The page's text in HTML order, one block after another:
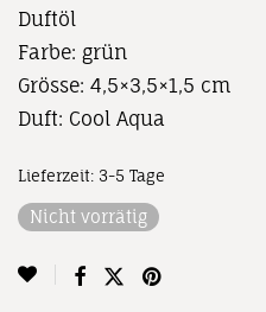
Duftöl
Farbe: grün
Grösse: 4,5×3,5×1,5 cm
Duft: Cool Aqua
Lieferzeit: 3-5 Tage
Nicht vorrätig